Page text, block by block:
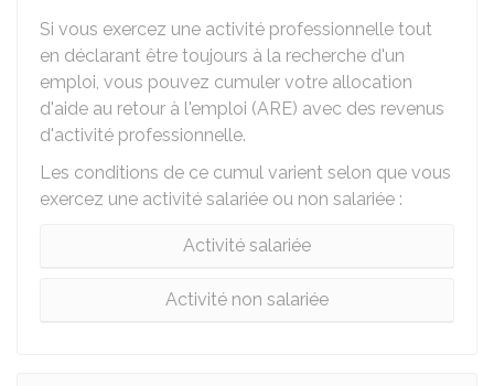
Si vous exercez une activité professionnelle tout
en déclarant être toujours à la recherche d'un
emploi, vous pouvez cumuler votre allocation
d'aide au retour à l'emploi (ARE) avec des revenus
d'activité professionnelle.
Les conditions de ce cumul varient selon que vous
exercez une activité salariée ou non salariée :
Activité salariée
Activité non salariée